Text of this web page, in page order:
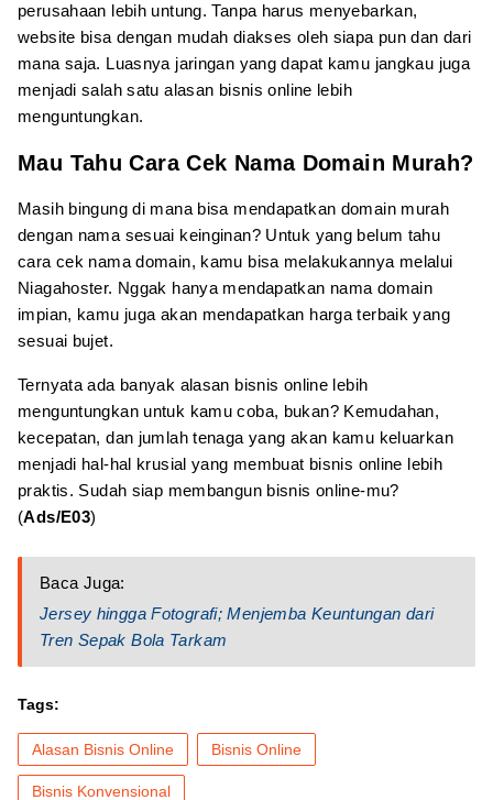
perusahaan lebih untung. Tanpa harus menyebarkan,
website bisa dengan mudah diakses oleh siapa pun dan dari
mana saja. Luasnya jaringan yang dapat kamu jangkau juga
menjadi salah satu alasan bisnis online lebih
menguntungkan.
Mau Tahu Cara Cek Nama Domain Murah?
Masih bingung di mana bisa mendapatkan domain murah
dengan nama sesuai keinginan? Untuk yang belum tahu
cara cek nama domain, kamu bisa melakukannya melalui
Niagahoster. Nggak hanya mendapatkan nama domain
impian, kamu juga akan mendapatkan harga terbaik yang
sesuai bujet.
Ternyata ada banyak alasan bisnis online lebih
menguntungkan untuk kamu coba, bukan? Kemudahan,
kecepatan, dan jumlah tenaga yang akan kamu keluarkan
menjadi hal-hal krusial yang membuat bisnis online lebih
praktis. Sudah siap membangun bisnis online-mu?
(Ads/E03)
Baca Juga:
Jersey hingga Fotografi; Menjemba Keuntungan dari
Tren Sepak Bola Tarkam
Tags:
Alasan Bisnis Online Bisnis Online
Bisnis Konvensional